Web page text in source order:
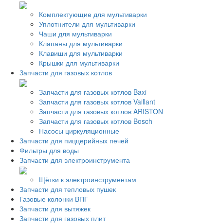
Комплектующие для мультиварки
Уплотнители для мультиварки
Чаши для мультиварки
Клапаны для мультиварки
Клавиши для мультиварки
Крышки для мультиварки
Запчасти для газовых котлов
Запчасти для газовых котлов Baxi
Запчасти для газовых котлов Vaillant
Запчасти для газовых котлов ARISTON
Запчасти для газовых котлов Bosch
Насосы циркуляционные
Запчасти для пиццерийных печей
Фильтры для воды
Запчасти для электроинструмента
Щётки к электроинструментам
Запчасти для тепловых пушек
Газовые колонки ВПГ
Запчасти для вытяжек
Запчасти для газовых плит